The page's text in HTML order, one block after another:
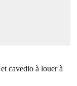
cavedio à louer à